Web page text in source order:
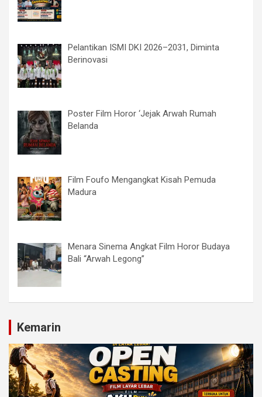
Pelantikan ISMI DKI 2026–2031, Diminta
Berinovasi
Poster Film Horor ‘Jejak Arwah Rumah
Belanda
Film Foufo Mengangkat Kisah Pemuda
Madura
Menara Sinema Angkat Film Horor Budaya
Bali “Arwah Legong”
Kemarin